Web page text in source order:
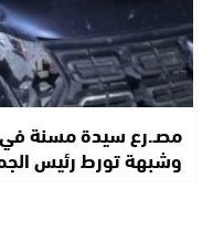
مصـ.رع سيدة مسنة في
وشبهة تورط رئيس